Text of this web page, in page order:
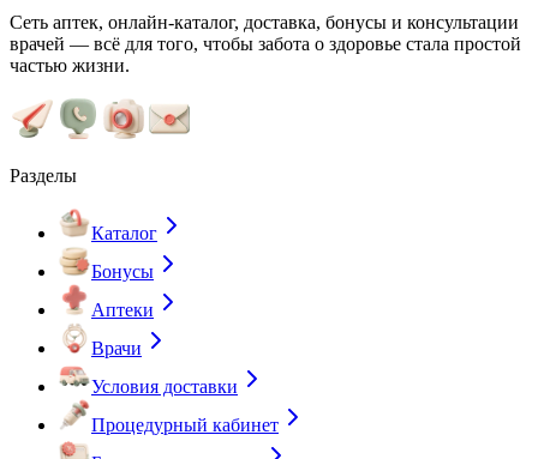
Сеть аптек, онлайн-каталог, доставка, бонусы и консультации
врачей — всё для того, чтобы забота о здоровье стала простой
частью жизни.
Разделы
Каталог
Бонусы
Аптеки
Врачи
Условия доставки
Процедурный кабинет